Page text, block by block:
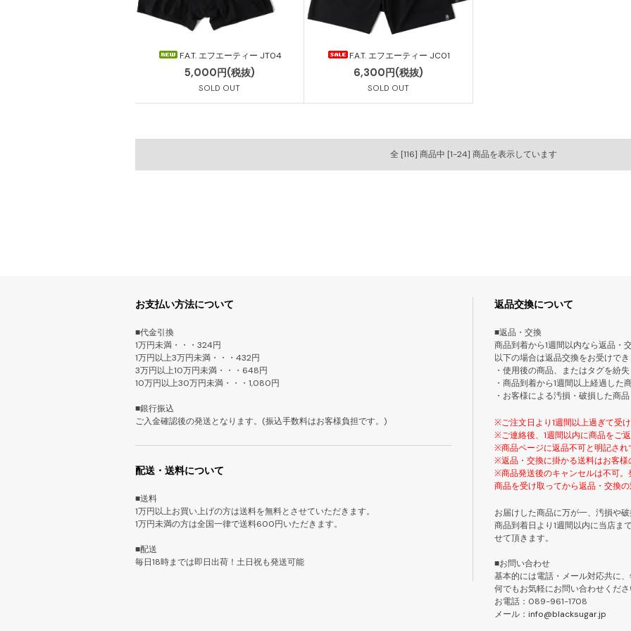
F.A.T. エフエーティー JT04
5,000円(税抜)
SOLD OUT
F.A.T. エフエーティー JC01
6,300円(税抜)
SOLD OUT
全 [116] 商品中 [1-24] 商品を表示しています
お支払い方法について
■代金引換
1万円未満・・・324円
1万円以上3万円未満・・・432円
3万円以上10万円未満・・・648円
10万円以上30万円未満・・・1,080円
■銀行振込
ご入金確認後の発送となります。(振込手数料はお客様負担です。)
配送・送料について
■送料
1万円以上お買い上げの方は送料を無料とさせていただきます。
1万円未満の方は全国一律で送料600円いただきます。
■配送
毎日18時までは即日出荷！土日祝も発送可能
返品交換について
■返品・交換
商品到着から1週間以内なら返品・
以下の場合は返品交換をお受けで
・使用後の商品、またはタグを紛
・商品到着から1週間以上経過した
・お客様による汚損・破損した商品
※ご注文日より1週間以上過ぎて受
※ご連絡後、1週間以内に商品をご
※商品ページに返品不可と明記され
※返品・交換に掛かる送料はお客様
※商品発送後のキャンセルは不可
商品を受け取ってから返品・交換
お届けした商品に万が一、汚損や
商品到着日より1週間以内に当店ま
せて頂きます。
■お問い合わせ
基本的には電話・メール対応共に
何でもお気軽にお問い合わせくださ
お電話：089-961-1708
メール： info@blacksugar.jp